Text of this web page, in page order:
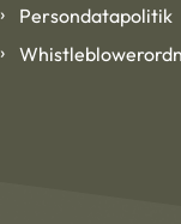
Persondatapolitik